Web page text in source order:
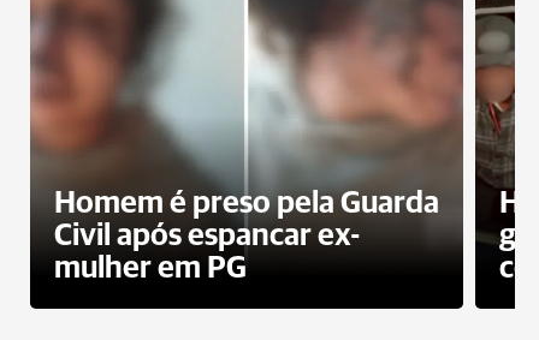
Homem é preso pela Guarda
Civil após espancar ex-
mulher em PG